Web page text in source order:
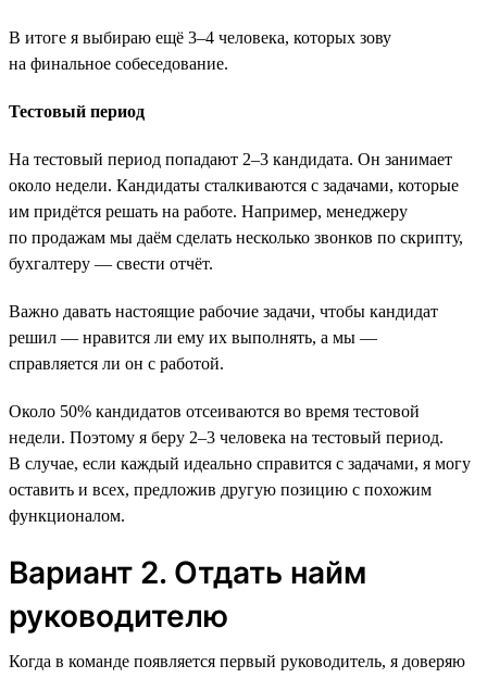
В итоге я выбираю ещё 3–4 человека, которых зову
на финальное собеседование.
Тестовый период
На тестовый период попадают 2–3 кандидата. Он занимает
около недели. Кандидаты сталкиваются с задачами, которые
им придётся решать на работе. Например, менеджеру
по продажам мы даём сделать несколько звонков по скрипту,
бухгалтеру — свести отчёт.
Важно давать настоящие рабочие задачи, чтобы кандидат
решил — нравится ли ему их выполнять, а мы —
справляется ли он с работой.
Около 50% кандидатов отсеиваются во время тестовой
недели. Поэтому я беру 2–3 человека на тестовый период.
В случае, если каждый идеально справится с задачами, я могу
оставить и всех, предложив другую позицию с похожим
функционалом.
Вариант 2. Отдать найм
руководителю
Когда в команде появляется первый руководитель, я доверяю